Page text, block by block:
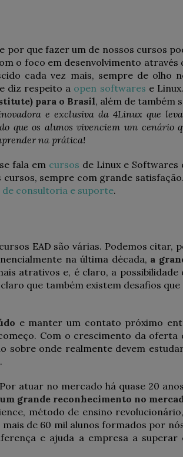
por que fazer um de nossos cursos
o foco em desenvolvimento através
cada vez mais, sempre de olho
diz respeito a open softwares e
para o Brasil, além de também
e exclusiva da 4Linux que
que os alunos vivenciem um cenário
na prática!
fala em cursos de Linux e Softwares
sempre com grande
de consultoria e suporte.
EAD são várias. Podemos citar,
na última década, a
atrativos e, é claro, a possibilidade
que também existem desafios que
e manter um contato próximo
Com o crescimento da oferta
sobre onde realmente devem
.
atuar no mercado há quase 20
grande reconhecimento no
método de ensino
de 60 mil alunos formados por
e ajuda a empresa a superar